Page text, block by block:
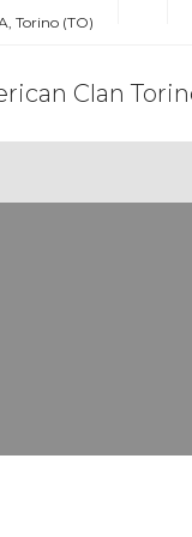
Torino (TO)
Clan